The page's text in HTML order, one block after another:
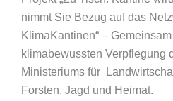
nimmt Sie Bezug auf das
KlimaKantinen“ –
klimabewussten Verpflegung
Ministeriums für
Forsten, Jagd und Heimat.